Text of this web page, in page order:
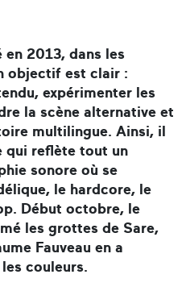
en 2013, dans les
objectif est clair :
expérimenter les
la scène alternative et
multilingue. Ainsi, il
qui reflète tout un
sonore où se
le hardcore, le
Début octobre, le
les grottes de Sare,
Fauveau en a
couleurs.